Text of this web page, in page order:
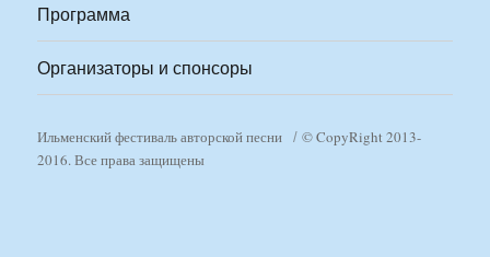
Программа
Организаторы и спонсоры
Ильменский фестиваль авторской песни
© CopyRight 2013-
2016. Все права защищены